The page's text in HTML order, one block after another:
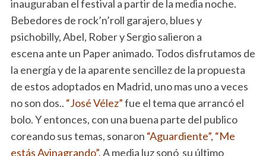
inauguraban el festival a partir de la media noche.
Bebedores de rock’n’roll garajero, blues y
psichobilly, Abel, Rober y Sergio salieron a
escena ante un Paper animado. Todos disfrutamos de
la energía y de la aparente sencillez de la propuesta
de estos adoptados en Madrid, uno mas uno a veces
no son dos.. “José Vélez”fue el tema que arrancó el
bolo. Y entonces, con una buena parte del publico
coreando sus temas, sonaron “Aguardiente”, “Me
estás Avinagrando”.A media luz sonó su último